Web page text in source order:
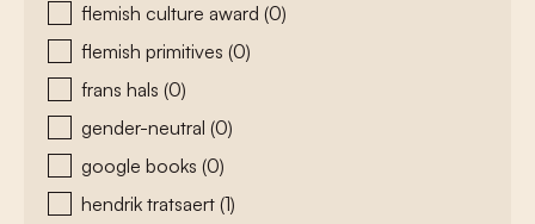
flemish culture award (0)
flemish primitives (0)
frans hals (0)
gender-neutral (0)
google books (0)
hendrik tratsaert (1)